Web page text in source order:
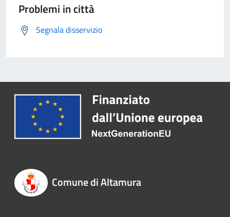
Problemi in città
Segnala disservizio
Comune di Altamura